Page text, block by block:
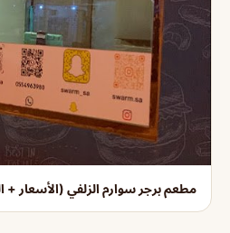
مطعم برجر سوارم الزلفي (الأسعار +